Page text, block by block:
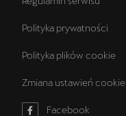
Polityka prywatności
Polityka plików cookie
Zmiana ustawień cookie
Facebook